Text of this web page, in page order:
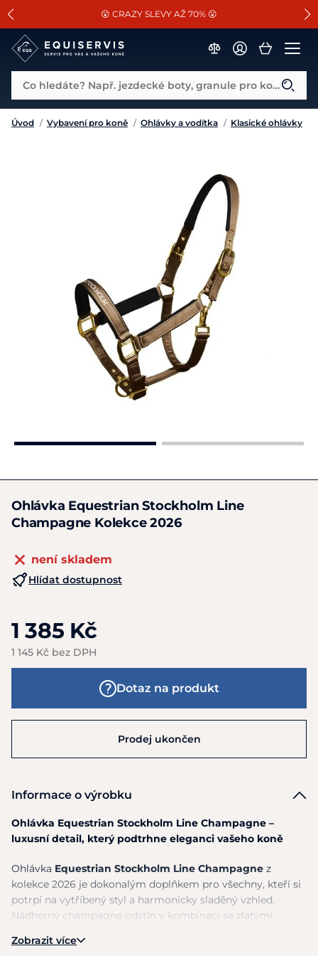
SLEVA 13% na vše od Cassini!
😮 CRAZY SLEVY AŽ 70% 😮
📐Pasování a doplňky k vybraným sedlům ZDARMA 🐴
Co hledáte? Např. jezdecké boty, granule pro koně...
Úvod / Vybavení pro koně / Ohlávky a vodítka / Klasické ohlávky
Ohlávka Equestrian Stockholm Line
Champagne Kolekce 2026
není skladem
Hlídat dostupnost
1 385 Kč
1 145 Kč bez DPH
Dotaz na produkt
Prodej ukončen
Informace o výrobku
Ohlávka Equestrian Stockholm Line Champagne –
luxusní detail, který podtrhne eleganci vašeho koně
Ohlávka Equestrian Stockholm Line Champagne z
kolekce 2026 je dokonalým doplňkem pro všechny, kteří si
potrpí na vytříbený styl a harmonicky sladěný vzhled.
Nádherný champagne odstín v kombinaci se zlatými
výrazně, takže okamžitě upoutá pozornost a dodá koni
Zobrazit více